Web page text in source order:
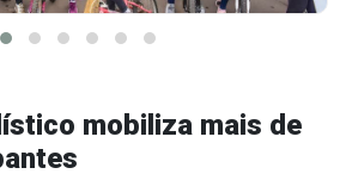
mobiliza mais de